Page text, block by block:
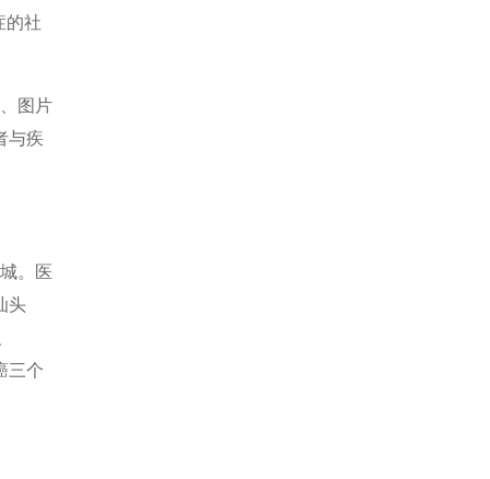
的社
图片
与疾
。医
头
三个